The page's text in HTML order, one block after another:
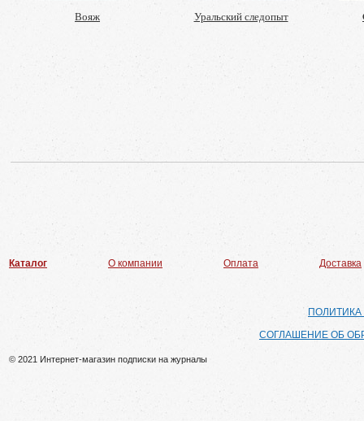
Вояж Уральский следопыт
Каталог О компании Оплата Доставка
СОГЛАШЕНИЕ ОБ
© 2021 Интернет-магазин подписки на журналы